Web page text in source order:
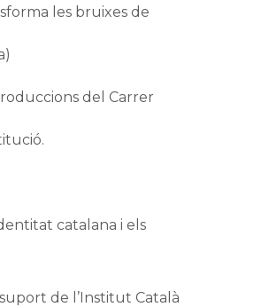
les bruixes de
del Carrer
catalana i els
de l’Institut Català